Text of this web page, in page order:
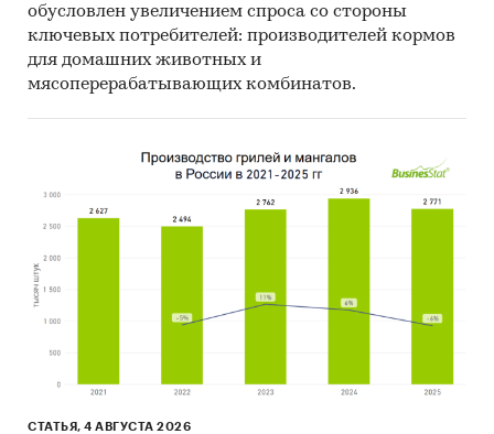
обусловлен увеличением спроса со стороны
ключевых потребителей: производителей кормов
для домашних животных и
мясоперерабатывающих комбинатов.
СТАТЬЯ, 4 АВГУСТА 2026